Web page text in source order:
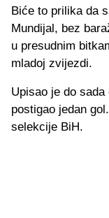
Biće to prilika da
Mundijal, bez
u presudnim
mladoj zvijezdi.
Upisao je do
postigao jedan
selekcije BiH.